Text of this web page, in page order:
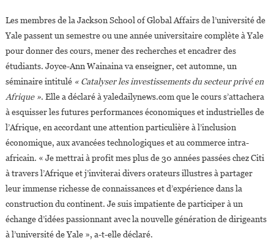
Les membres de la Jackson School of Global Affairs de l’université de
Yale passent un semestre ou une année universitaire complète à Yale
pour donner des cours, mener des recherches et encadrer des
étudiants. Joyce-Ann Wainaina va enseigner, cet automne, un
séminaire intitulé« Catalyser les investissements du secteur privé en
Afrique ». Elle a déclaré à yaledailynews.com que le cours s’attachera
à esquisser les futures performances économiques et industrielles de
l’Afrique, en accordant une attention particulière à l’inclusion
économique, aux avancées technologiques et au commerce intra-
africain. « Je mettrai à profit mes plus de 30 années passées chez Citi
à travers l’Afrique et j’inviterai divers orateurs illustres à partager
leur immense richesse de connaissances et d’expérience dans la
construction du continent. Je suis impatiente de participer à un
échange d’idées passionnant avec la nouvelle génération de dirigeants
à l’université de Yale », a-t-elle déclaré.